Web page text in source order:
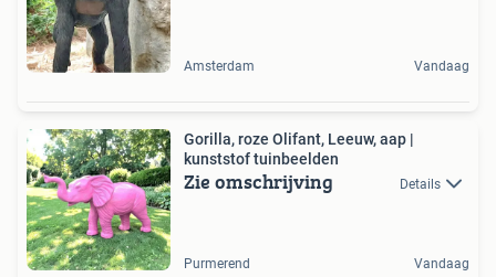
Amsterdam Vandaag
Gorilla, roze Olifant, Leeuw, aap |
kunststof tuinbeelden
Zie omschrijving Details
Purmerend Vandaag